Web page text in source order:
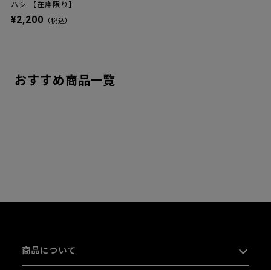
ハシ 【在庫限り】
¥2,200 （税込）
おすすめ商品一覧
商品について